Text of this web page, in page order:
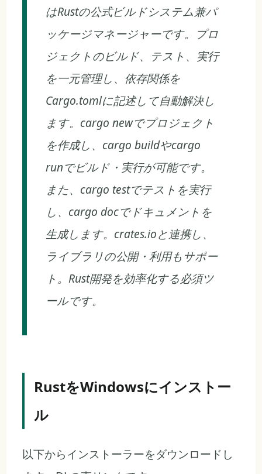
はRustの公式ビルドシステム兼パ
ッケージマネージャーです。プロ
ジェクトのビルド、テスト、実行
を一元管理し、依存関係を
Cargo.tomlに記述して自動解決し
ます。cargo newでプロジェクト
を作成し、cargo buildやcargo
runでビルド・実行が可能です。
また、cargo testでテストを実行
し、cargo docでドキュメントを
生成します。crates.ioと連携し、
ライブラリの公開・利用もサポー
ト。Rust開発を効率化する必須ツ
ールです。
RustをWindowsにインストー
ル
以下からインストーラーをダウンロードし